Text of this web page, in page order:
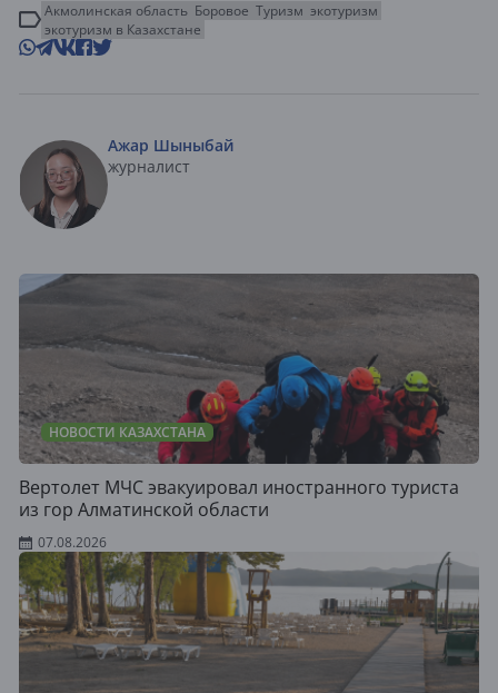
Акмолинская область Боровое Туризм экотуризм
экотуризм в Казахстане
Ажар Шыныбай
журналист
НОВОСТИ КАЗАХСТАНА
Вертолет МЧС эвакуировал иностранного туриста
из гор Алматинской области
07.08.2026